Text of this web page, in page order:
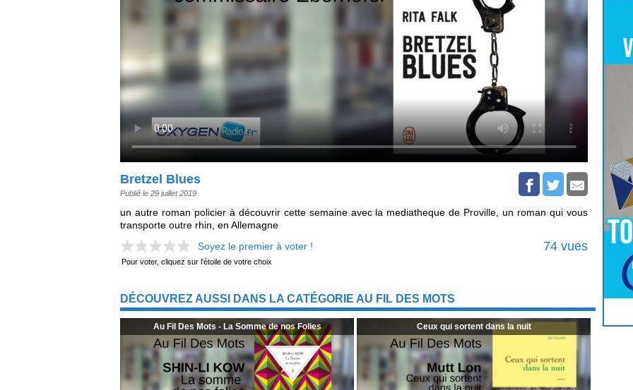
Bretzel Blues
Publié le 29 juillet 2019
un autre roman policier à découvrir cette semaine avec la mediatheque de Proville, un roman qui vous
transporte outre rhin, en Allemagne
Soyez le premier à voter !
74 vues
Pour voter, cliquez sur l'étoile de votre choix
DÉCOUVREZ AUSSI DANS LA CATÉGORIE AU FIL DES MOTS
Au Fil Des Mots - La Somme de nos Folies Ceux qui sortent dans la nuit
Pour